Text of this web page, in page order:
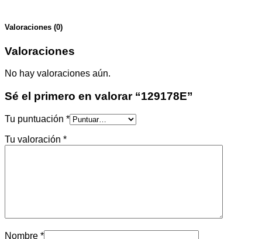
Valoraciones (0)
Valoraciones
No hay valoraciones aún.
Sé el primero en valorar “129178E”
Tu puntuación *
Tu valoración *
Nombre *